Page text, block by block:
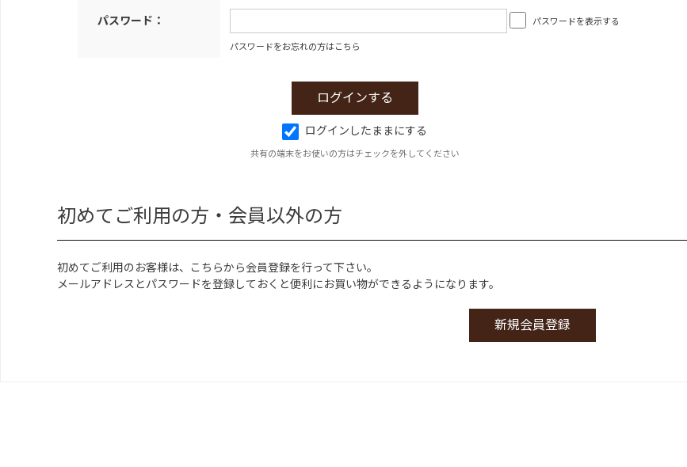
パスワード： パスワードを表示する
パスワードをお忘れの方はこちら
ログインしたままにする
共有の端末をお使いの方はチェックを外してください
初めてご利用の方・会員以外の方
初めてご利用のお客様は、こちらから会員登録を行って下さい。
メールアドレスとパスワードを登録しておくと便利にお買い物ができるようになります。